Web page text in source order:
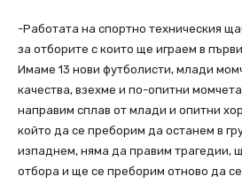
-Работата на спортно техническия
за отборите с които ще играем в
Имаме 13 нови футболисти, млади
качества, взехме и по-опитни
направим сплав от млади и опитни
който да се преборим да останем в
изпаднем, няма да правим трагедии,
отбора и ще се преборим отново да